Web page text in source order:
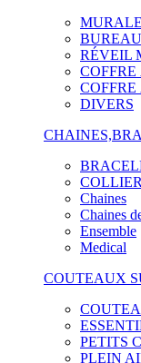
MURALE
BUREAU
RÉVEIL
DIVERS
Chaines
Chaines
Ensemble
Medical
COUTEAUX
PETITS
PLEIN